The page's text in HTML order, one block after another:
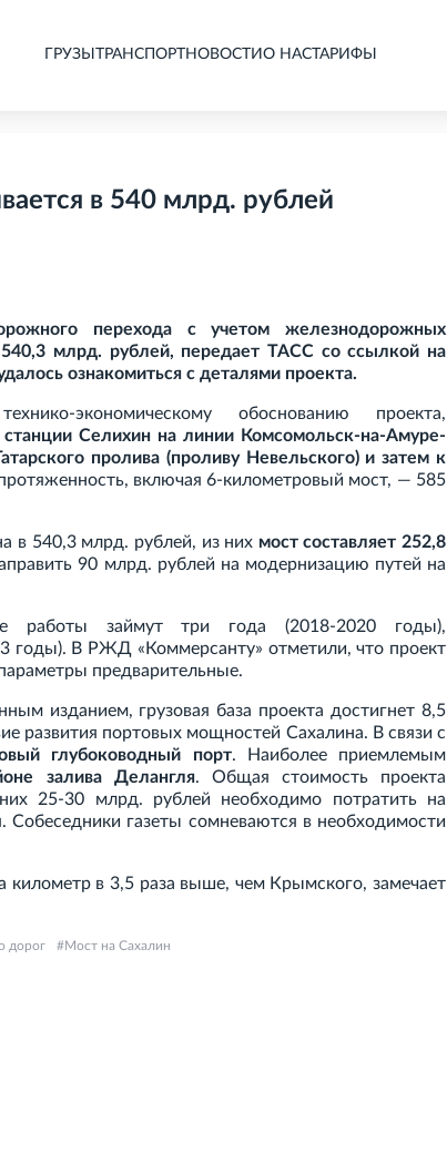
ГРУЗЫ ТРАНСПОРТНОВОСТИ О НАСТАРИФЫ
в 540 млрд. рублей
перехода с учетом железнодорожных
млрд. рублей, передает ТАСС со ссылкой на
ознакомиться с деталями проекта.
экономическому обоснованию проекта,
Селихин на линии Комсомольск-на-Амуре-
пролива (проливу Невельского) и затем к
включая 6-километровый мост, — 585
в 540,3 млрд. рублей, из них мост составляет 252,8
90 млрд. рублей на модернизацию путей на
работы займут три года (2018-2020 годы),
годы). В РЖД «Коммерсанту» отметили, что проект
предварительные.
изданием, грузовая база проекта достигнет 8,5
развития портовых мощностей Сахалина. В связи с
глубоководный порт. Наиболее приемлемым
залива Делангля. Общая стоимость проекта
25-30 млрд. рублей необходимо потратить на
Собеседники газеты сомневаются в необходимости
километр в 3,5 раза выше, чем Крымского, замечает
дорог Мост на Сахалин